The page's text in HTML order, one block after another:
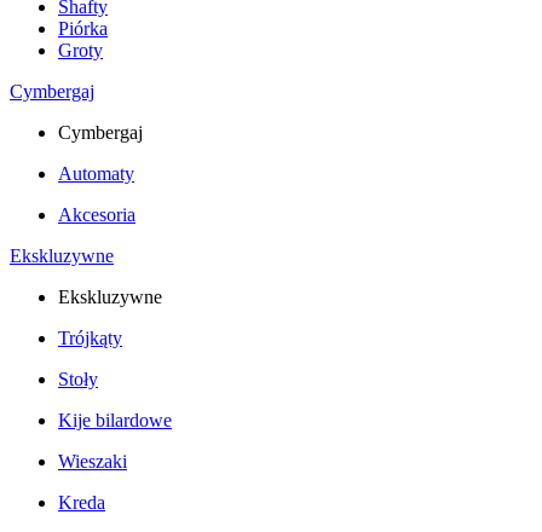
Shafty
Piórka
Groty
Cymbergaj
Cymbergaj
Automaty
Akcesoria
Ekskluzywne
Ekskluzywne
Trójkąty
Stoły
Kije bilardowe
Wieszaki
Kreda